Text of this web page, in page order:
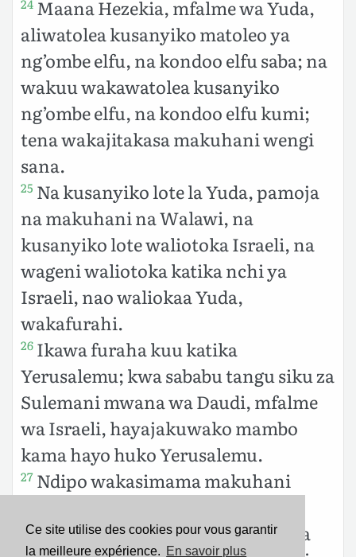
Ce site utilise des cookies pour vous garantir
la meilleure expérience. En savoir plus
24 Maana Hezekia, mfalme wa Yuda,
aliwatolea kusanyiko matoleo ya
ng’ombe elfu, na kondoo elfu saba; na
wakuu wakawatolea kusanyiko
ng’ombe elfu, na kondoo elfu kumi;
tena wakajitakasa makuhani wengi
sana.
25 Na kusanyiko lote la Yuda, pamoja
na makuhani na Walawi, na
kusanyiko lote waliotoka Israeli, na
wageni waliotoka katika nchi ya
Israeli, nao waliokaa Yuda,
wakafurahi.
26 Ikawa furaha kuu katika
Yerusalemu; kwa sababu tangu siku za
Sulemani mwana wa Daudi, mfalme
wa Israeli, hayajakuwako mambo
kama hayo huko Yerusalemu.
27 Ndipo wakasimama makuhani
ikasikiwa sauti yao, sala yao ikafika